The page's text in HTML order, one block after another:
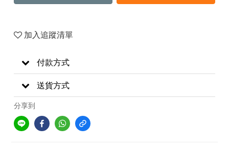
加入追蹤清單
付款方式
送貨方式
分享到